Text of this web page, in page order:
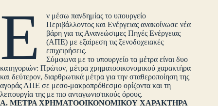
Ε
ν μέσω πανδημίας το υπουργείο
Περιβάλλοντος και Ενέργειας ανακοίνωσε νέα
βάρη για τις Ανανεώσιμες Πηγές Ενέργειας
(ΑΠΕ) με εξαίρεση τις ξενοδοχειακές
επιχειρήσεις.
Σύμφωνα με το υπουργείο τα μέτρα είναι δυο
κατηγοριών: Πρώτον, μέτρα χρηματοοικονομικού χαρακτήρα
και δεύτερον, διαρθρωτικά μέτρα για την σταθεροποίηση της
αγοράς ΑΠΕ σε μεσο-μακροπρόθεσμο ορίζοντα και τη
λειτουργία της με πιο ανταγωνιστικούς όρους.
Α. ΜΕΤΡΑ ΧΡΗΜΑΤΟΟΙΚΟΝΟΜΙΚΟΥ ΧΑΡΑΚΤΗΡΑ